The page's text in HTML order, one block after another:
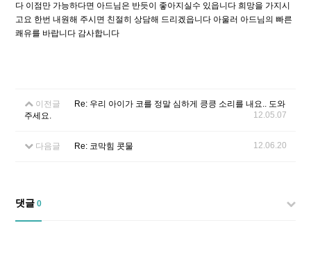
다 이점만 가능하다면 아드님은 반듯이 좋아지실수 있읍니다 희망을 가지시
고요 한번 내원해 주시면 친절히 상담해 드리겠읍니다 아울러 아드님의 빠른
쾌유를 바랍니다 감사합니다
이전글
Re: 우리 아이가 코를 정말 심하게 킁킁 소리를 내요.. 도와
주세요.
12.05.07
다음글 Re: 코막힘 콧물 12.06.20
댓글 0